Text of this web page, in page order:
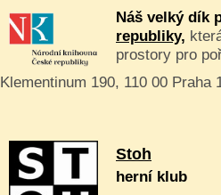
Náš velký dík
republiky,
prostory pro
Klementinum 190, 110 00 Praha
Stoh
herní klub